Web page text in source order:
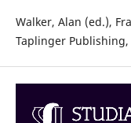
Walker, Alan (ed.),
Taplinger Publishing,